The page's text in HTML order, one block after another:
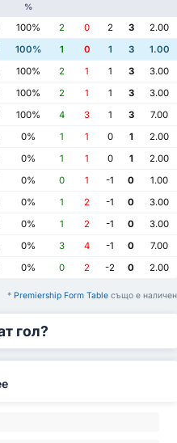
%
100% 2 0 2 3
2.00
100% 1 0 1 3
1.00
100% 2 1 1 3
3.00
100% 2 1 1 3
3.00
100% 4 3 1 3
7.00
0% 1 1 0 1
2.00
0% 1 1 0 1
2.00
0% 0 1 -1 0
1.00
0% 1 2 -1 0
3.00
0% 1 2 -1 0
3.00
0% 3 4 -1 0
7.00
0% 0 2 -2 0 2.00
* Premiership Form Table също е наличен
гол?